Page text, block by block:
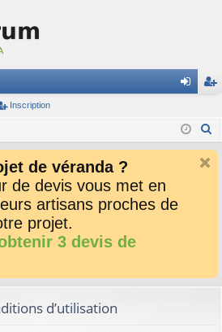
ne cri
Inscription
r
de véranda ?
de devis vous met en
artisans proches de
projet.
3 devis de
d’utilisation